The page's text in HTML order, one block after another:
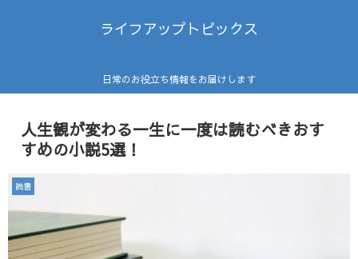
ライフアップトピックス
日常のお役立ち情報をお届けします
人生観が変わる一生に一度は読むべきおす
すめの小説5選！
読書